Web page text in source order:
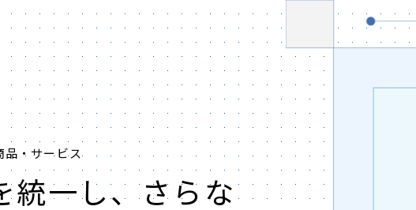
品・サービス
統一し、さらな